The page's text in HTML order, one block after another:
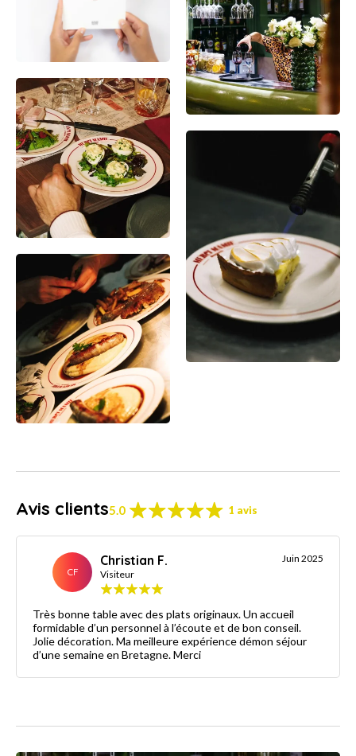
Avis clients5.0 1 avis
CF
Christian F.
Visiteur
Juin 2025
Très bonne table avec des plats originaux. Un accueil
formidable d’un personnel à l’écoute et de bon conseil.
Jolie décoration. Ma meilleure expérience démon séjour
d’une semaine en Bretagne. Merci